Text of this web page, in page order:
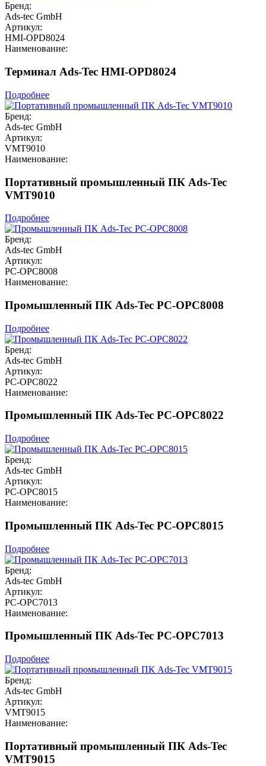
Бренд:
Ads-tec GmbH
Артикул:
HMI-OPD8024
Наименование:
Терминал Ads-Tec HMI-OPD8024
Подробнее
Бренд:
Ads-tec GmbH
Артикул:
VMT9010
Наименование:
Портативный промышленный ПК Ads-Tec
VMT9010
Подробнее
Бренд:
Ads-tec GmbH
Артикул:
PC-OPC8008
Наименование:
Промышленный ПК Ads-Tec PC-OPC8008
Подробнее
Бренд:
Ads-tec GmbH
Артикул:
PC-OPC8022
Наименование:
Промышленный ПК Ads-Tec PC-OPC8022
Подробнее
Бренд:
Ads-tec GmbH
Артикул:
PC-OPC8015
Наименование:
Промышленный ПК Ads-Tec PC-OPC8015
Подробнее
Бренд:
Ads-tec GmbH
Артикул:
PC-OPC7013
Наименование:
Промышленный ПК Ads-Tec PC-OPC7013
Подробнее
Бренд:
Ads-tec GmbH
Артикул:
VMT9015
Наименование:
Портативный промышленный ПК Ads-Tec
VMT9015